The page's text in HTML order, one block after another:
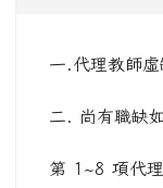
一.代理教師
二. 尚有職缺
第 1~8 項代